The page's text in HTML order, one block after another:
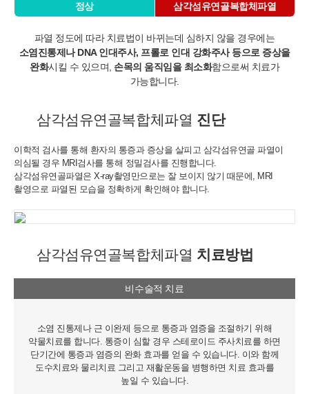
정상 삼각섬유연골복합체파열
파열 정도에 따라 치료법이 바뀌는데 심하지 않을 경우에는
소염진통제나 DNA 인대주사, 프롤로 인대 강화주사 등으로 증상을
완화시킬 수 있으며, 손목의 움직임을 최소화함으로써 치료가
가능합니다.
삼각섬유연골복합체파열 진단
이학적 검사를 통해 환자의 통증과 증상을 살피고 삼각섬유연골 파열이
의심될 경우 MRI검사를 통해 정밀검사를 진행합니다.
삼각섬유연골파열은 X-ray촬영만으로는 잘 보이지 않기 때문에, MRI
촬영으로 파열된 모습을 정확하게 확인해야 합니다.
삼각섬유연골복합체파열 치료방법
비수술적 치료
소염 진통제나 근 이완제 등으로 통증과 염증을 조절하기 위해
약물치료를 합니다. 통증이 심할 경우 스테로이드 주사치료를 하면
단기간에 통증과 염증의 완화 효과를 얻을 수 있습니다. 이와 함께
도수치료와 물리치료 그리고 재활운동을 병행하면 치료 효과를
높일 수 있습니다.